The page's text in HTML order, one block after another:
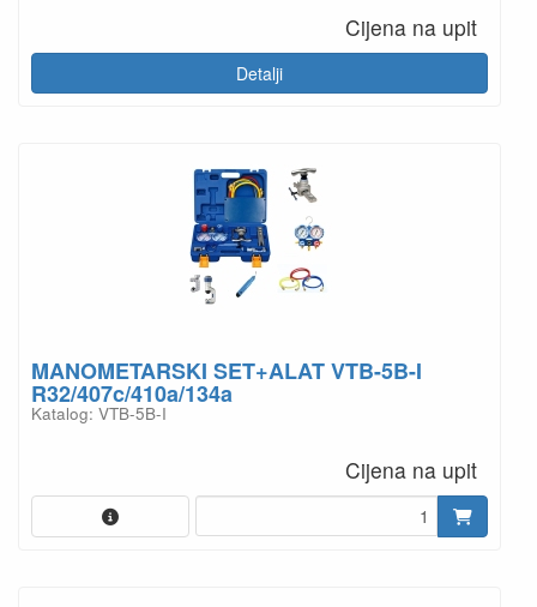
Cijena na upit
Detalji
MANOMETARSKI SET+ALAT VTB-5B-I
R32/407c/410a/134a
Katalog: VTB-5B-I
Cijena na upit